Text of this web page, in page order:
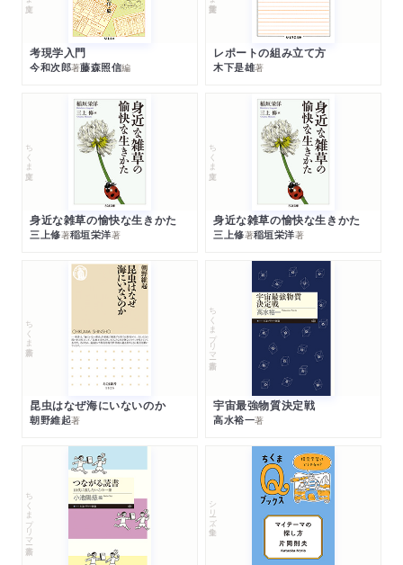
考現学入門
今和次郎著藤森照信編
レポートの組み立て方
木下是雄著
ちくま文庫
身近な雑草の愉快な生きかた
三上修著稲垣栄洋著
ちくま文庫
身近な雑草の愉快な生きかた
三上修著稲垣栄洋著
ちくま新書
昆虫はなぜ海にいないのか
朝野維起著
ちくまプリマー新書
宇宙最強物質決定戦
高水裕一著
ちくまプリマー新書 シリーズ・全集